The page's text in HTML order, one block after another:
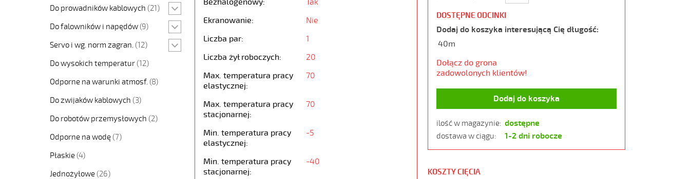
Do prowadników kablowych (21)
Do falowników i napędów (9)
Servo i wg. norm zagran. (12)
Do wysokich temperatur (12)
Odporne na warunki atmosf. (8)
Do zwijaków kablowych (3)
Do robotów przemysłowych (2)
Odporne na wodę (7)
Płaskie (4)
Jednożyłowe (26)
Bezhalogenowy:
Tak
Ekranowanie:
Nie
Liczba par:
1
Liczba żył roboczych:
20
Max. temperatura pracy
elastycznej:
70
Max. temperatura pracy
stacjonarnej:
70
Min. temperatura pracy
elastycznej:
-5
Min. temperatura pracy
stacjonarnej:
-40
DOSTĘPNE ODCINKI
Dodaj do koszyka interesującą Cię długość:
40m
Dołącz do grona
zadowolonych klientów!
Dodaj do koszyka
ilość w magazynie: dostępne
dostawa w ciągu: 1-2 dni robocze
KOSZTY CIĘCIA